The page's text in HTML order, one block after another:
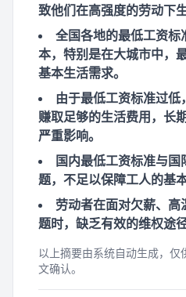
致他们在高强度的劳动下
全国各地的最低工资标
本，特别是在大城市中，
基本生活需求。
由于最低工资标准过
赚取足够的生活费用，长
严重影响。
国内最低工资标准与
题，不足以保障工人的基
劳动者在面对欠薪、高
题时，缺乏有效的维权途
以上摘要由系统自动生成，
文确认。